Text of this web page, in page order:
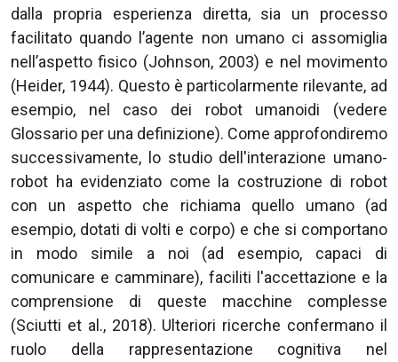
dalla propria esperienza diretta, sia un processo
facilitato quando l’agente non umano ci assomiglia
nell’aspetto fisico (Johnson, 2003) e nel movimento
(Heider, 1944). Questo è particolarmente rilevante, ad
esempio, nel caso dei robot umanoidi (vedere
Glossario per una definizione). Come approfondiremo
successivamente, lo studio dell'interazione umano-
robot ha evidenziato come la costruzione di robot
con un aspetto che richiama quello umano (ad
esempio, dotati di volti e corpo) e che si comportano
in modo simile a noi (ad esempio, capaci di
comunicare e camminare), faciliti l'accettazione e la
comprensione di queste macchine complesse
(Sciutti et al., 2018). Ulteriori ricerche confermano il
ruolo della rappresentazione cognitiva nel